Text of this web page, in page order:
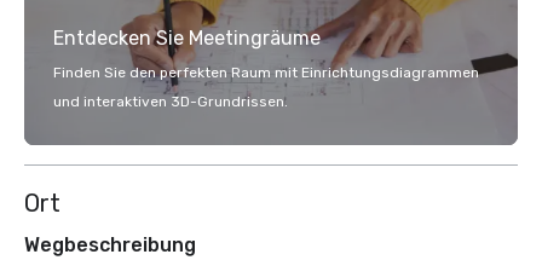
Entdecken Sie Meetingräume
Finden Sie den perfekten Raum mit Einrichtungsdiagrammen
und interaktiven 3D-Grundrissen.
Ort
Wegbeschreibung